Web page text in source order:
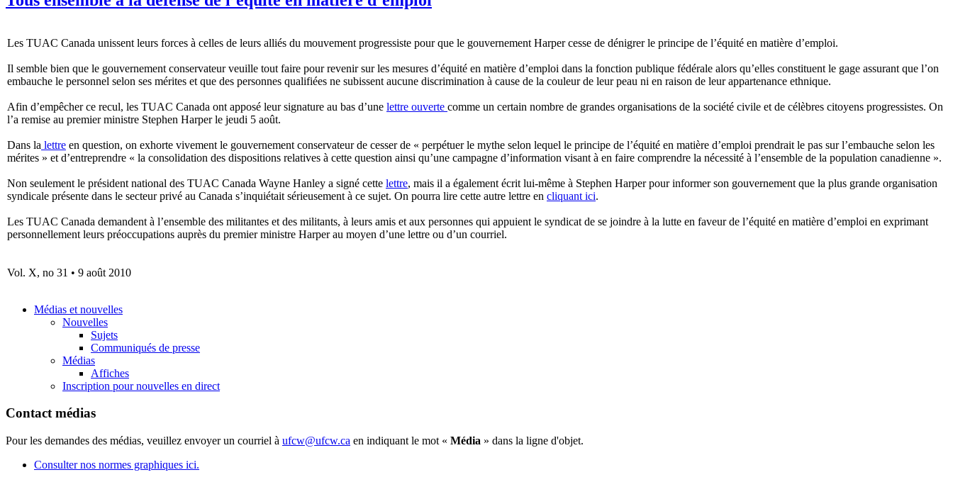
Les TUAC Canada unissent leurs forces à celles de leurs alliés du mouvement progressiste pour que le gouvernement Harper cesse de dénigrer le principe de l’équité en matière d’emploi.
Il semble bien que le gouvernement conservateur veuille tout faire pour revenir sur les mesures d’équité en matière d’emploi dans la fonction publique fédérale alors qu’elles constituent le gage assurant que l’on
embauche le personnel selon ses mérites et que des personnes qualifiées ne subissent aucune discrimination à cause de la couleur de leur peau ni en raison de leur appartenance ethnique.
Afin d’empêcher ce recul, les TUAC Canada ont apposé leur signature au bas d’une lettre ouverte comme un certain nombre de grandes organisations de la société civile et de célèbres citoyens progressistes. On
l’a remise au premier ministre Stephen Harper le jeudi 5 août.
Dans la lettre en question, on exhorte vivement le gouvernement conservateur de cesser de « perpétuer le mythe selon lequel le principe de l’équité en matière d’emploi prendrait le pas sur l’embauche selon les
mérites » et d’entreprendre « la consolidation des dispositions relatives à cette question ainsi qu’une campagne d’information visant à en faire comprendre la nécessité à l’ensemble de la population canadienne ».
Non seulement le président national des TUAC Canada Wayne Hanley a signé cette lettre, mais il a également écrit lui-même à Stephen Harper pour informer son gouvernement que la plus grande organisation
syndicale présente dans le secteur privé au Canada s’inquiétait sérieusement à ce sujet. On pourra lire cette autre lettre en cliquant ici.
Les TUAC Canada demandent à l’ensemble des militantes et des militants, à leurs amis et aux personnes qui appuient le syndicat de se joindre à la lutte en faveur de l’équité en matière d’emploi en exprimant
personnellement leurs préoccupations auprès du premier ministre Harper au moyen d’une lettre ou d’un courriel.
Vol. X, no 31 • 9 août 2010
Médias et nouvelles
Nouvelles
Sujets
Communiqués de presse
Médias
Affiches
Inscription pour nouvelles en direct
Contact médias
Pour les demandes des médias, veuillez envoyer un courriel à ufcw@ufcw.ca en indiquant le mot « Média » dans la ligne d'objet.
Consulter nos normes graphiques ici.